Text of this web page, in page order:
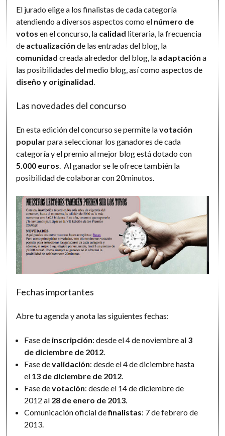
El jurado elige a los finalistas de cada categoría
atendiendo a diversos aspectos como el número de
votos en el concurso, la calidad literaria, la frecuencia
de actualización de las entradas del blog, la
comunidad creada alrededor del blog, la adaptación a
las posibilidades del medio blog, así como aspectos de
diseño y originalidad.
Las novedades del concurso
En esta edición del concurso se permite lavotación
popularpara seleccionar los ganadores de cada
categoría y el premio al mejor blog está dotado con
5.000 euros. Al ganador se le ofrece también la
posibilidad de colaborar con 20minutos.
Fechas importantes
Abre tu agenda y anota las siguientes fechas:
Fase de inscripción: desde el 4 de noviembre al 3
de diciembre de 2012.
Fase devalidación: desde el 4 de diciembre hasta
el 13 de diciembre de 2012.
Fase devotación: desde el 14 de diciembre de
2012 al 28 de enero de 2013.
Comunicación oficial definalistas: 7 de febrero de
2013.